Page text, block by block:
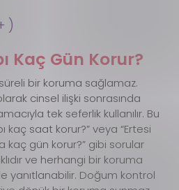
)
Kaç Gün Korur?
bir koruma sağlamaz.
cinsel ilişki sonrasında
tek seferlik kullanılır. Bu
kaç saat korur?” veya “Ertesi
kaç gün korur?” gibi sorular
ve herhangi bir koruma
yanıtlanabilir. Doğum kontrol